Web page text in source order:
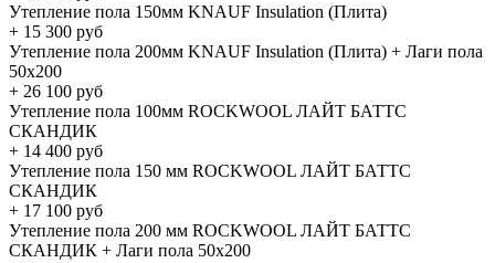
Утепление пола 150мм KNAUF Insulation (Плита)
+ 15 300 руб
Утепление пола 200мм KNAUF Insulation (Плита) + Лаги пола
50х200
+ 26 100 руб
Утепление пола 100мм ROCKWOOL ЛАЙТ БАТТС
СКАНДИК
+ 14 400 руб
Утепление пола 150 мм ROCKWOOL ЛАЙТ БАТТС
СКАНДИК
+ 17 100 руб
Утепление пола 200 мм ROCKWOOL ЛАЙТ БАТТС
СКАНДИК + Лаги пола 50х200